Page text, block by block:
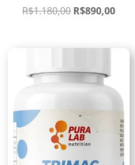
R$1.180,00 O
R$1.180,00.
R$890,00O